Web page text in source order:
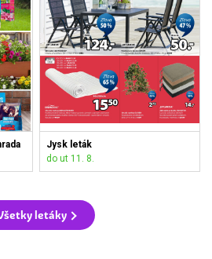
Jysk leták
do ut 11. 8.
letáky